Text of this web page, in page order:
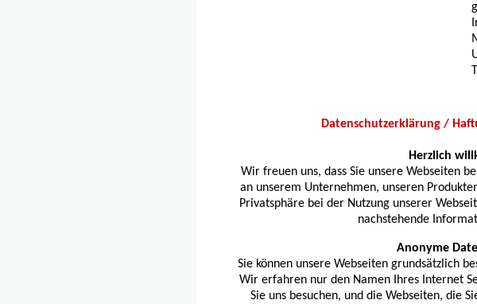
Datenschutzerklärung /
Herzlich
Wir freuen uns, dass Sie unsere Webseiten
an unserem Unternehmen, unseren
Privatsphäre bei der Nutzung unserer
nachstehende
Anonyme
Sie können unsere Webseiten grundsätzlich
Wir erfahren nur den Namen Ihres Internet
Sie uns besuchen, und die Webseiten, die